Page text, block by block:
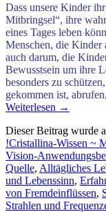
Dass unsere Kinder
Mitbringsel“, ihre
eines Tages leben
Menschen, die Kinder
auch darum, die
Bewusstsein um ihre
besonders zu
gekommen ist,
Weiterlesen →
Dieser Beitrag wurde
!Cristallina-Wissen ~
Vision-
Quelle, Alltägliches
und Lebenssinn,
von Fremdeinflüssen,
Strahlen und